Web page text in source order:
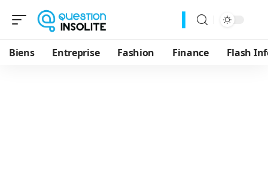
Biens Entreprise Fashion Finance Flash